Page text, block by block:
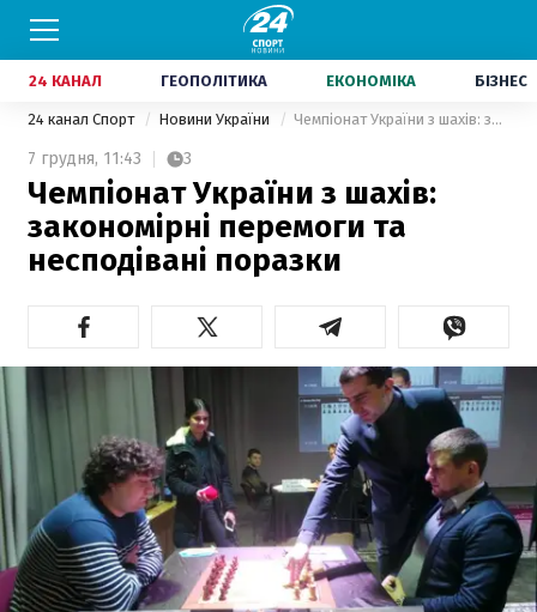
24 КАНАЛ ГЕОПОЛІТИКА ЕКОНОМІКА БІЗНЕС
24 канал Спорт Новини України Чемпіонат України з шахів: закономірні перемоги та несподівані поразки
7 грудня, 11:43 3
Чемпіонат України з шахів:
закономірні перемоги та
несподівані поразки